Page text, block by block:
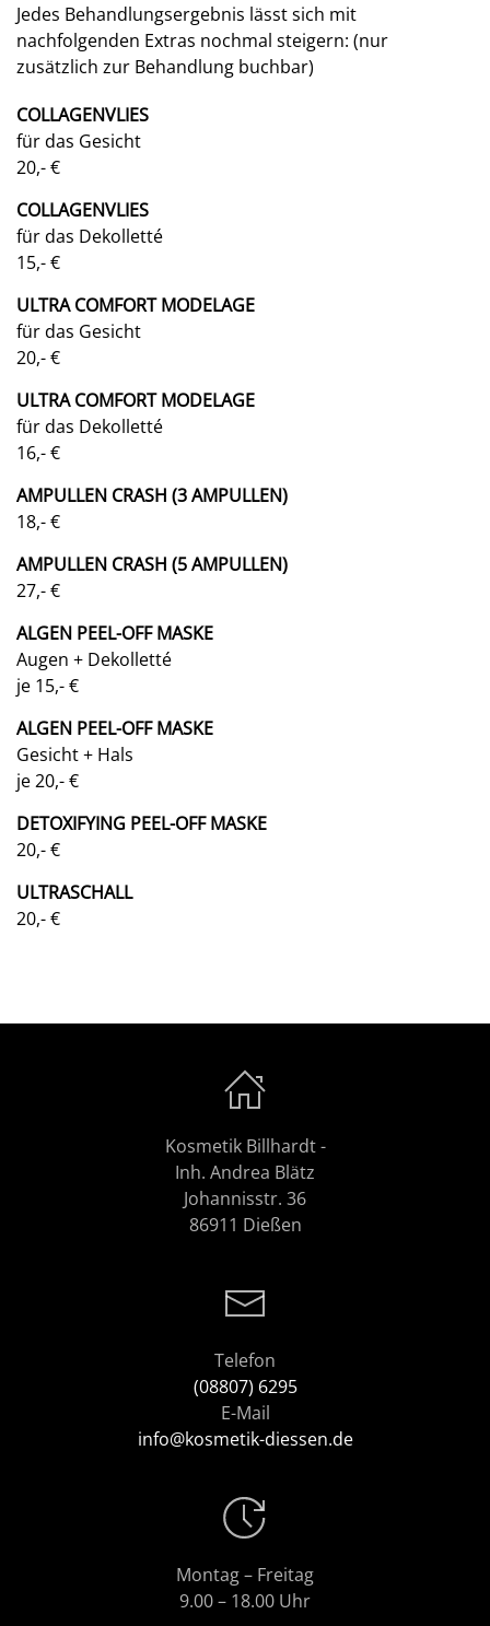
Jedes Behandlungsergebnis lässt sich mit
nachfolgenden Extras nochmal steigern: (nur
zusätzlich zur Behandlung buchbar)
COLLAGENVLIES
für das Gesicht
20,- €
COLLAGENVLIES
für das Dekolletté
15,- €
ULTRA COMFORT MODELAGE
für das Gesicht
20,- €
ULTRA COMFORT MODELAGE
für das Dekolletté
16,- €
AMPULLEN CRASH (3 AMPULLEN)
18,- €
AMPULLEN CRASH (5 AMPULLEN)
27,- €
ALGEN PEEL-OFF MASKE
Augen + Dekolletté
je 15,- €
ALGEN PEEL-OFF MASKE
Gesicht + Hals
je 20,- €
DETOXIFYING PEEL-OFF MASKE
20,- €
ULTRASCHALL
20,- €
Kosmetik Billhardt -
Inh. Andrea Blätz
Johannisstr. 36
86911 Dießen
Telefon
(08807) 6295
E-Mail
info@kosmetik-diessen.de
Montag – Freitag
9.00 – 18.00 Uhr